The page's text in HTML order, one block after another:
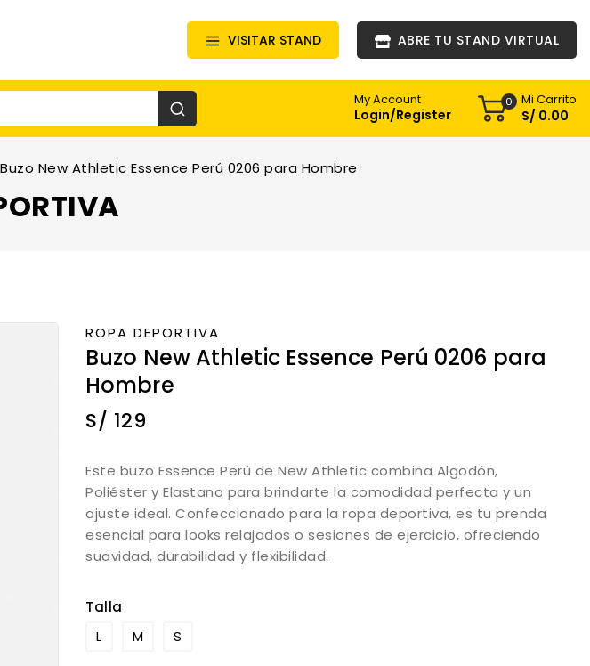
VISITAR STAND ABRE TU STAND VIRTUAL
My Account
Login/Register
0 Mi Carrito
S/ 0.00
Buzo New Athletic Essence Perú 0206 para Hombre
ROPA DEPORTIVA
Buzo New Athletic Essence Perú 0206 para
Hombre
S/ 129
Este buzo Essence Perú de New Athletic combina Algodón,
Poliéster y Elastano para brindarte la comodidad perfecta y un
ajuste ideal. Confeccionado para la ropa deportiva, es tu prenda
esencial para looks relajados o sesiones de ejercicio, ofreciendo
suavidad, durabilidad y flexibilidad.
Talla
L
M S